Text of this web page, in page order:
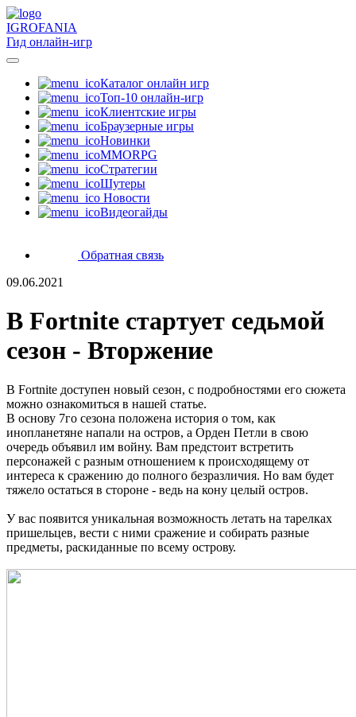
IGROFANIA
Гид онлайн-игр
Каталог онлайн игр
Топ-10 онлайн-игр
Клиентские игры
Браузерные игры
Новинки
MMORPG
Стратегии
Шутеры
Новости
Видеогайды
Обратная связь
09.06.2021
В Fortnite стартует седьмой
сезон - Вторжение
В Fortnite доступен новый сезон, с подробностями его сюжета
можно ознакомиться в нашей статье.
В основу 7го сезона положена история о том, как
инопланетяне напали на остров, а Орден Петли в свою
очередь объявил им войну. Вам предстоит встретить
персонажей с разным отношением к происходящему от
интереса к сражению до полного безразличия. Но вам будет
тяжело остаться в стороне - ведь на кону целый остров.
У вас появится уникальная возможность летать на тарелках
пришельцев, вести с ними сражение и собирать разные
предметы, раскиданные по всему острову.